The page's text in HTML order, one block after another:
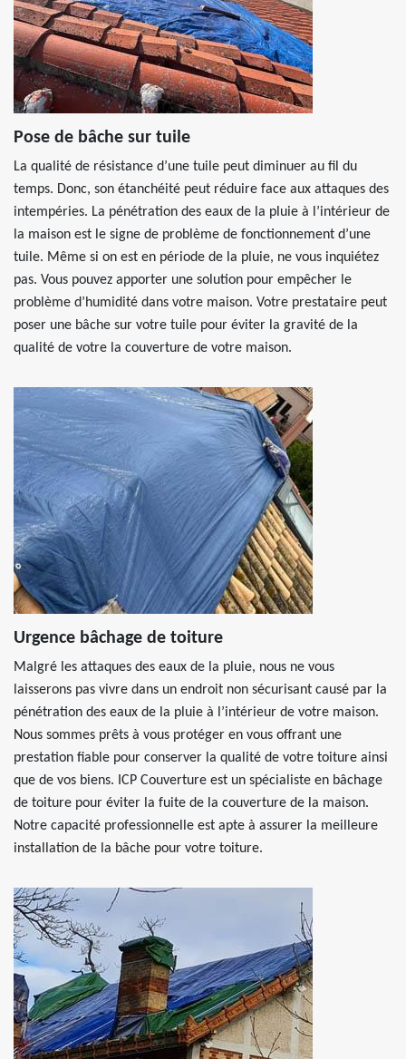
Pose de bâche sur tuile
La qualité de résistance d’une tuile peut diminuer au fil du
temps. Donc, son étanchéité peut réduire face aux attaques des
intempéries. La pénétration des eaux de la pluie à l’intérieur de
la maison est le signe de problème de fonctionnement d’une
tuile. Même si on est en période de la pluie, ne vous inquiétez
pas. Vous pouvez apporter une solution pour empêcher le
problème d’humidité dans votre maison. Votre prestataire peut
poser une bâche sur votre tuile pour éviter la gravité de la
qualité de votre la couverture de votre maison.
Urgence bâchage de toiture
Malgré les attaques des eaux de la pluie, nous ne vous
laisserons pas vivre dans un endroit non sécurisant causé par la
pénétration des eaux de la pluie à l’intérieur de votre maison.
Nous sommes prêts à vous protéger en vous offrant une
prestation fiable pour conserver la qualité de votre toiture ainsi
que de vos biens. ICP Couverture est un spécialiste en bâchage
de toiture pour éviter la fuite de la couverture de la maison.
Notre capacité professionnelle est apte à assurer la meilleure
installation de la bâche pour votre toiture.